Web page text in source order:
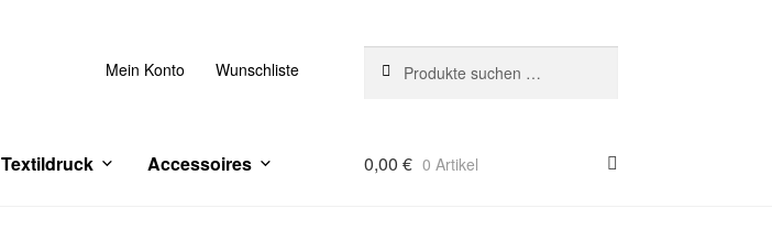
Mein Konto Wunschliste
nach:
Textildruck Accessoires 0,00 € 0 Artikel